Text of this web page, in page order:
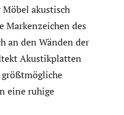
akustisch
Markenzeichen des
an den Wänden der
Akustikplatten
eine ruhige